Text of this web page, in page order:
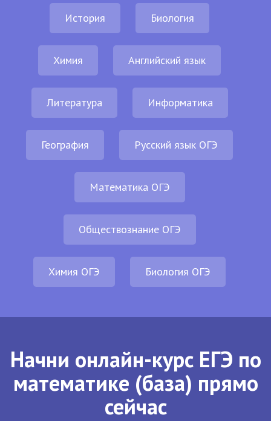
История Биология
Химия Английский язык
Литература Информатика
География Русский язык ОГЭ
Математика ОГЭ
Обществознание ОГЭ
Химия ОГЭ Биология ОГЭ
Начни онлайн-курс ЕГЭ по
математике (база) прямо
сейчас